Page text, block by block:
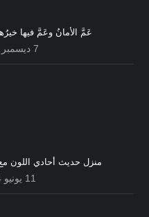
عَمَّ الأمانُ وعَمَّ فيها
7 ديسمبر 2025
منزل حديث أحادي اللون
11 يونيو 2024